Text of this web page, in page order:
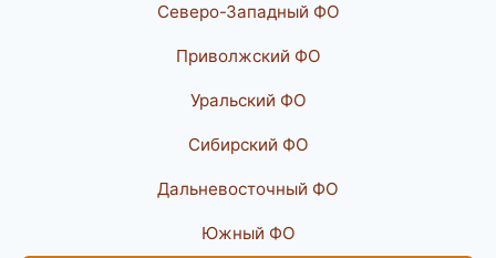
Северо-Западный ФО
Приволжский ФО
Уральский ФО
Сибирский ФО
Дальневосточный ФО
Южный ФО